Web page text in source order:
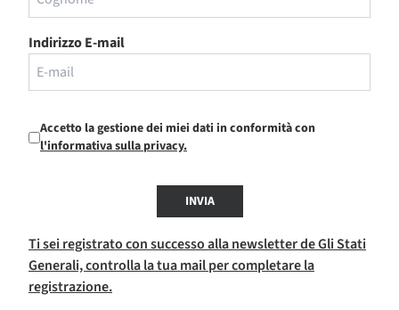
Indirizzo E-mail
Accetto la gestione dei miei dati in conformità con
l'informativa sulla privacy.
INVIA
Ti sei registrato con successo alla newsletter de Gli Stati
Generali, controlla la tua mail per completare la
registrazione.